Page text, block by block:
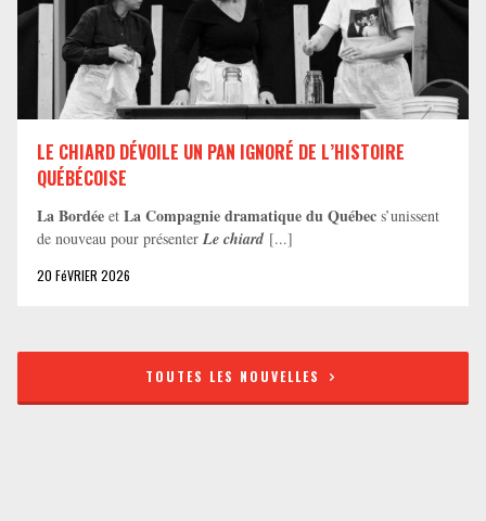
LE CHIARD DÉVOILE UN PAN IGNORÉ DE L’HISTOIRE
QUÉBÉCOISE
La Bordée et La Compagnie dramatique du Québec s’unissent
de nouveau pour présenter Le chiard [...]
20 FéVRIER 2026
TOUTES LES NOUVELLES